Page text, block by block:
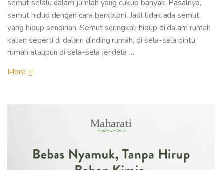
semut selalu dalam jumlah yang cukup banyak. Pasalnya,
semut hidup dengan cara berkoloni. Jadi tidak ada semut
yang hidup sendirian. Semut seringkali hidup di dalam rumah
kalian seperti di dalam dinding rumah, di sela-sela pintu
rumah ataupun di sela-sela jendela …
More